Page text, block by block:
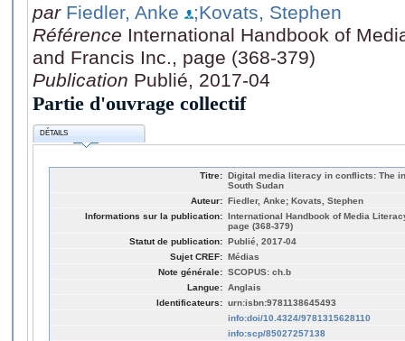
par Fiedler, Anke
;Kovats, Stephen
Référence International Handbook of
and Francis Inc., page (368-379)
Publication Publié, 2017-04
Partie d'ouvrage collectif
DÉTAILS
Titre: Digital media literacy in conflicts: The
South Sudan
Auteur: Fiedler, Anke; Kovats, Stephen
Informations sur la publication: International Handbook of Media
page (368-379)
Statut de publication: Publié, 2017-04
Sujet CREF: Médias
Note générale: SCOPUS: ch.b
Langue: Anglais
Identificateurs: urn:isbn:9781138645493
info:doi/10.4324/9781315628110
info:scp/85027257138